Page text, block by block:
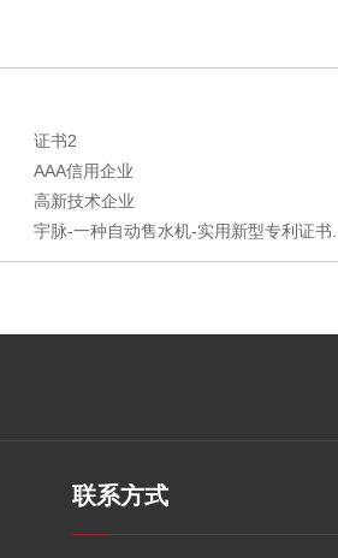
证书2
AAA信用企业
高新技术企业
宇脉-一种自动售水机-实用新型专利证书...
联系方式